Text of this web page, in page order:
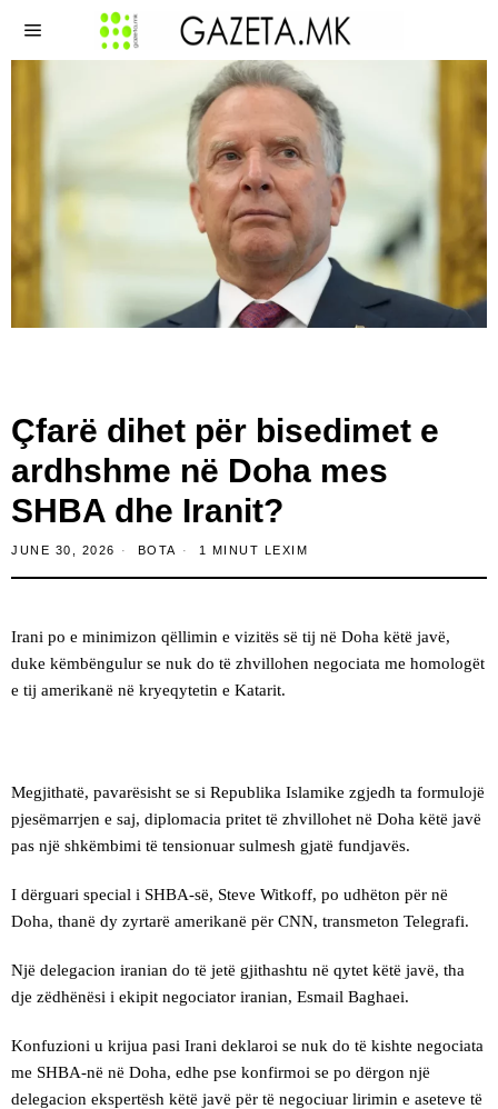
Çfarë dihet për bisedimet e
ardhshme në Doha mes
SHBA dhe Iranit?
JUNE 30, 2026 BOTA 1 MINUT LEXIM
Irani po e minimizon qëllimin e vizitës së tij në Doha këtë javë,
duke këmbëngulur se nuk do të zhvillohen negociata me homologët
e tij amerikanë në kryeqytetin e Katarit.
Megjithatë, pavarësisht se si Republika Islamike zgjedh ta formulojë
pjesëmarrjen e saj, diplomacia pritet të zhvillohet në Doha këtë javë
pas një shkëmbimi të tensionuar sulmesh gjatë fundjavës.
I dërguari special i SHBA-së, Steve Witkoff, po udhëton për në
Doha, thanë dy zyrtarë amerikanë për CNN, transmeton Telegrafi.
Një delegacion iranian do të jetë gjithashtu në qytet këtë javë, tha
dje zëdhënësi i ekipit negociator iranian, Esmail Baghaei.
Konfuzioni u krijua pasi Irani deklaroi se nuk do të kishte negociata
me SHBA-në në Doha, edhe pse konfirmoi se po dërgon një
delegacion ekspertësh këtë javë për të negociuar lirimin e aseteve të